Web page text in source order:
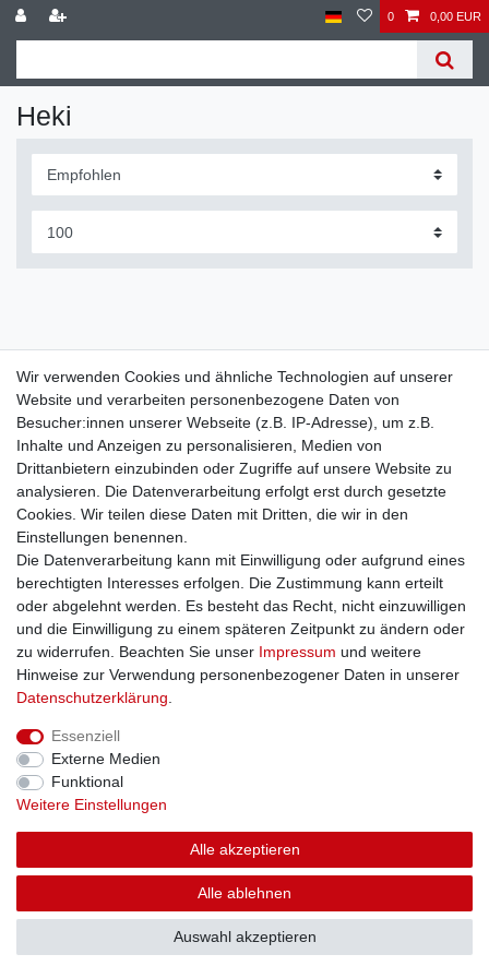
0 0,00 EUR
Heki
Widerrufs­recht Widerrufs­formular Impressum
Daten­schutz­erklärung AGB
Wir verwenden Cookies und ähnliche Technologien auf unserer
Website und verarbeiten personenbezogene Daten von
Besucher:innen unserer Webseite (z.B. IP-Adresse), um z.B.
Inhalte und Anzeigen zu personalisieren, Medien von
Drittanbietern einzubinden oder Zugriffe auf unsere Website zu
analysieren. Die Datenverarbeitung erfolgt erst durch gesetzte
Cookies. Wir teilen diese Daten mit Dritten, die wir in den
Einstellungen benennen.
Die Datenverarbeitung kann mit Einwilligung oder aufgrund eines
berechtigten Interesses erfolgen. Die Zustimmung kann erteilt
oder abgelehnt werden. Es besteht das Recht, nicht einzuwilligen
und die Einwilligung zu einem späteren Zeitpunkt zu ändern oder
zu widerrufen. Beachten Sie unser Impressum und weitere
Hinweise zur Verwendung personenbezogener Daten in unserer
Daten­schutz­erklärung
Essenziell
Externe Medien
Funktional
Weitere Einstellungen
Alle akzeptieren
Alle ablehnen
Auswahl akzeptieren